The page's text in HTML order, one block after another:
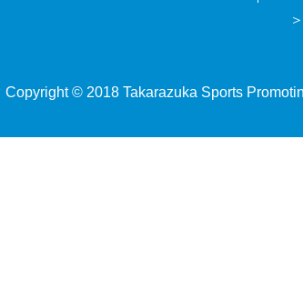
Copyright © 2018 Takarazuka Sports